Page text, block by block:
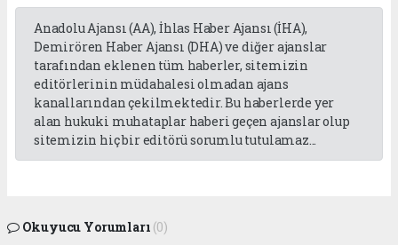
Anadolu Ajansı (AA), İhlas Haber Ajansı (İHA),
Demirören Haber Ajansı (DHA) ve diğer ajanslar
tarafından eklenen tüm haberler, sitemizin
editörlerinin müdahalesi olmadan ajans
kanallarından çekilmektedir. Bu haberlerde yer
alan hukuki muhataplar haberi geçen ajanslar olup
sitemizin hiç bir editörü sorumlu tutulamaz...
Okuyucu Yorumları (0)